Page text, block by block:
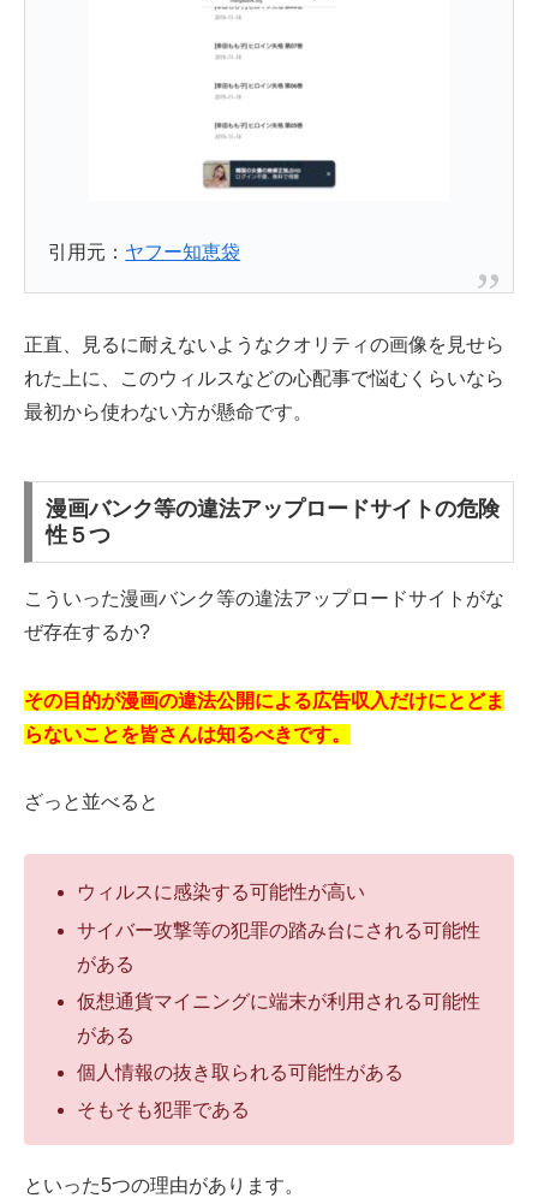
引用元： ヤフー知恵袋
正直、見るに耐えないようなクオリティの画像を見せら
れた上に、このウィルスなどの心配事で悩むくらいなら
最初から使わない方が懸命です。
漫画バンク等の違法アップロードサイトの危険
性５つ
こういった漫画バンク等の違法アップロードサイトがな
ぜ存在するか?
その目的が漫画の違法公開による広告収入だけにとどま
らないことを皆さんは知るべきです。
ざっと並べると
ウィルスに感染する可能性が高い
サイバー攻撃等の犯罪の踏み台にされる可能性
がある
仮想通貨マイニングに端末が利用される可能性
がある
個人情報の抜き取られる可能性がある
そもそも犯罪である
といった5つの理由があります。